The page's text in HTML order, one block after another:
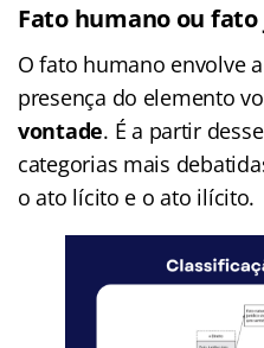
Fato humano ou
O fato humano envolve
presença do elemento
vontade. É a partir
categorias mais
o ato lícito e o ato ilícito.